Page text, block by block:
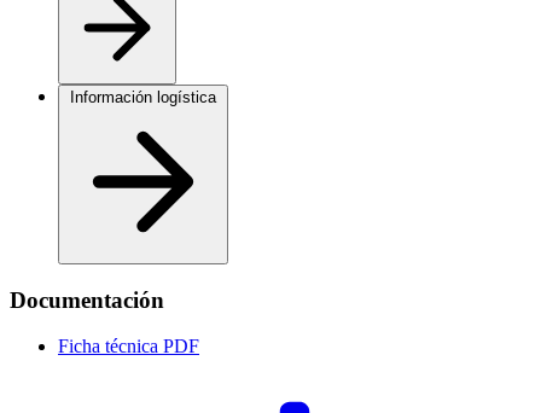
Documentación
Ficha técnica PDF